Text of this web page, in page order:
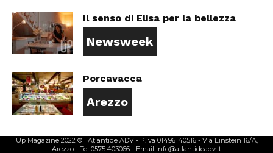
Il senso di Elisa per la bellezza
Newsweek
Porcavacca
Arezzo
Up Magazine 2022 © | Atlantide ADV - P.Iva 01496140516 - Via Einstein 16/A,
Arezzo - Tel 0575.403066 - Email info@atlantideadv.it